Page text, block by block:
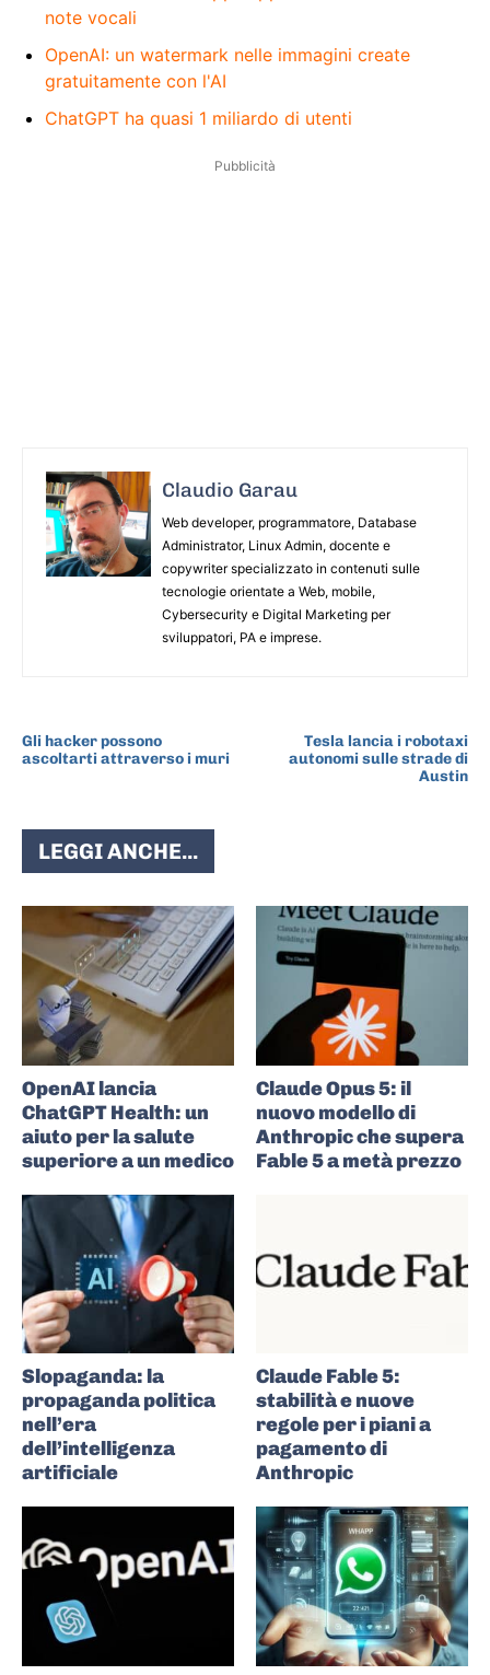
note vocali
OpenAI: un watermark nelle immagini create
gratuitamente con l'AI
ChatGPT ha quasi 1 miliardo di utenti
Pubblicità
Claudio Garau
Web developer, programmatore, Database
Administrator, Linux Admin, docente e
copywriter specializzato in contenuti sulle
tecnologie orientate a Web, mobile,
Cybersecurity e Digital Marketing per
sviluppatori, PA e imprese.
Gli hacker possono
ascoltarti attraverso i muri
Tesla lancia i robotaxi
autonomi sulle strade di
Austin
LEGGI ANCHE...
OpenAI lancia
ChatGPT Health: un
aiuto per la salute
superiore a un medico
Claude Opus 5: il
nuovo modello di
Anthropic che supera
Fable 5 a metà prezzo
Slopaganda: la
propaganda politica
nell’era
dell’intelligenza
artificiale
Claude Fable 5:
stabilità e nuove
regole per i piani a
pagamento di
Anthropic